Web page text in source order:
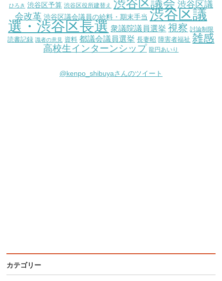
ひろき 渋谷区予算 渋谷区役所建替え 渋谷区議会 渋谷区議
会改革 渋谷区議会議員の給料・期末手当 渋谷区議
選・渋谷区長選 衆議院議員選挙 視察 討論制限
読書記録 識者の意見 資料 都議会議員選挙 長妻昭 障害者福祉 雑感
高校生インターンシップ 龍円あいり
@kenpo_shibuyaさんのツイート
カテゴリー